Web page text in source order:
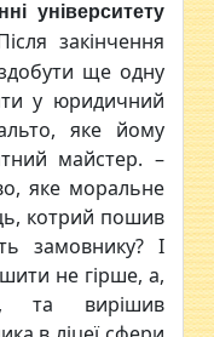
університету
закінчення
ще одну
у юридичний
яке йому
майстер. –
яке моральне
котрий пошив
замовнику? І
не гірше, а,
та вирішив